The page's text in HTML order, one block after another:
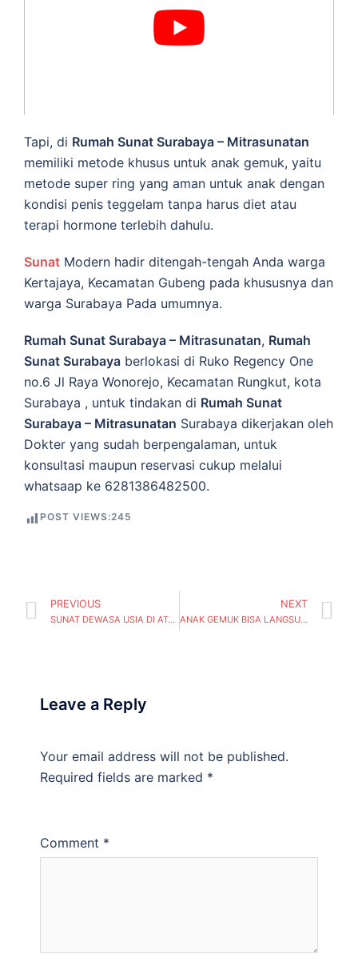
Tapi, di Rumah Sunat Surabaya – Mitrasunatan
memiliki metode khusus untuk anak gemuk, yaitu
metode super ring yang aman untuk anak dengan
kondisi penis teggelam tanpa harus diet atau
terapi hormone terlebih dahulu.
Sunat Modern hadir ditengah-tengah Anda warga
Kertajaya, Kecamatan Gubeng pada khususnya dan
warga Surabaya Pada umumnya.
Rumah Sunat Surabaya – Mitrasunatan, Rumah
Sunat Surabaya berlokasi di Ruko Regency One
no.6 Jl Raya Wonorejo, Kecamatan Rungkut, kota
Surabaya , untuk tindakan di Rumah Sunat
Surabaya – Mitrasunatan Surabaya dikerjakan oleh
Dokter yang sudah berpengalaman, untuk
konsultasi maupun reservasi cukup melalui
whatsaap ke 6281386482500.
POST VIEWS:245
PREVIOUS
SUNAT DEWASA USIA DI ATAS 25 TAHUN APAKAH MASIH BISA? – Mitrasunatan ( Sawunggaling, Kecamatan Wonokromo) Surabaya
NEXT
ANAK GEMUK BISA LANGSUNG SUNAT, TANPA PERLU DIET DAN TERAPI HORMON TERLEBIH DAHULU – Mitrasunatan ( Dukuh Sutorejo, Kecamatan Mulyorejo) Surabaya
Leave a Reply
Your email address will not be published.
Required fields are marked *
Comment *